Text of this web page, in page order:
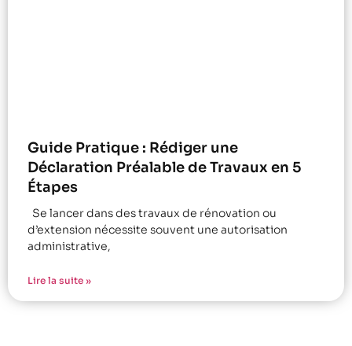
Guide Pratique : Rédiger une
Déclaration Préalable de Travaux en 5
Étapes
Se lancer dans des travaux de rénovation ou
d’extension nécessite souvent une autorisation
administrative,
Lire la suite »